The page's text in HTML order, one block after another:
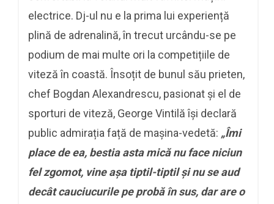
electrice. Dj-ul nu e la prima lui experiență
plină de adrenalină, în trecut urcându-se pe
podium de mai multe ori la competițiile de
viteză în coastă. Însoțit de bunul său prieten,
chef Bogdan Alexandrescu, pasionat și el de
sporturi de viteză, George Vintilă își declară
public admirația față de mașina-vedetă: „Îmi
place de ea, bestia asta mică nu face niciun
fel zgomot, vine așa tiptil-tiptil și nu se aud
decât cauciucurile pe probă în sus, dar are o